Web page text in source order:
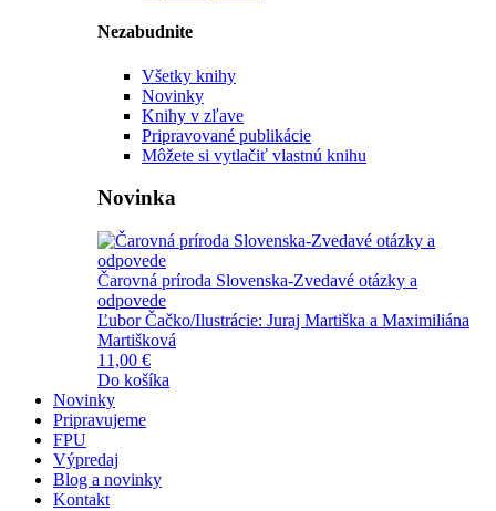
Nezabudnite
Všetky knihy
Novinky
Knihy v zľave
Pripravované publikácie
Môžete si vytlačiť vlastnú knihu
Novinka
Čarovná príroda Slovenska-Zvedavé otázky a
odpovede
Ľubor Čačko/Ilustrácie: Juraj Martiška a Maximiliána
Martišková
11,00 €
Do košíka
Novinky
Pripravujeme
FPU
Výpredaj
Blog a novinky
Kontakt